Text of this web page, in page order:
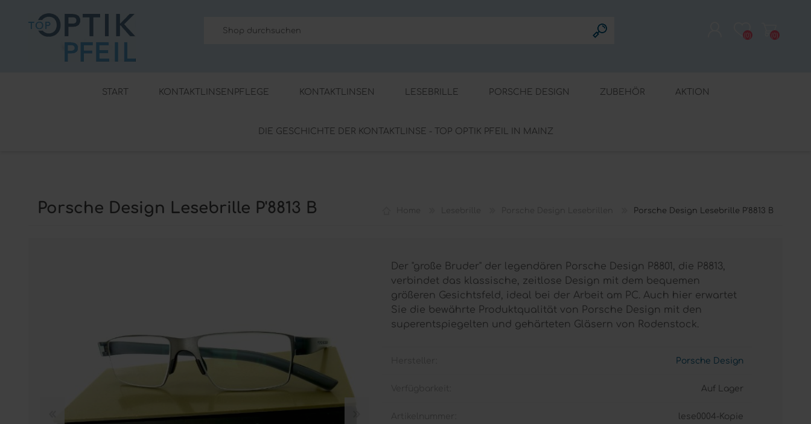
ANMELDEN
(0) (0)
START KONTAKTLINSENPFLEGE
Kontaktlinsen Zubehör
KONTAKTLINSEN
Tageskontaktlinsen
LESEBRILLE
Fertiglesebrillen
PORSCHE DESIGN ZUBEHÖR AKTION
DIE GESCHICHTE DER KONTAKTLINSE - TOP OPTIK PFEIL IN MAINZ
Porsche Design Lesebrille P'8813 B
Porsche Design Lesebrille P'8813 B
Der "große Bruder" der legendären Porsche Design P8801, die P8813,
verbindet das klassische, zeitlose Design mit dem bequemen
größeren Gesichtsfeld, ideal bei der Arbeit am PC. Auch hier erwartet
Sie die bewährte Produktqualität von Porsche Design mit den
superentspiegelten und gehärteten Gläsern von Rodenstock.
Porsche Design
Auf Lager
lese0004-Kopie